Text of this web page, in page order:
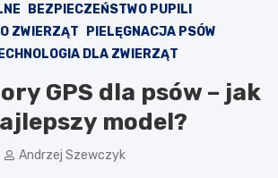
BEZPIECZEŃSTWO PUPILI
ZWIERZĄT
PIELĘGNACJA PSÓW
DLA ZWIERZĄT
GPS dla psów – jak
model?
Andrzej Szewczyk